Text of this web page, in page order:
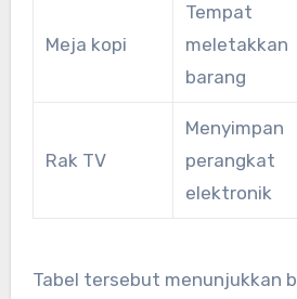
Meja kopi
Tempat
meletakkan
barang
Rak TV
Menyimpan
perangkat
elektronik
Tabel tersebut menunjukkan